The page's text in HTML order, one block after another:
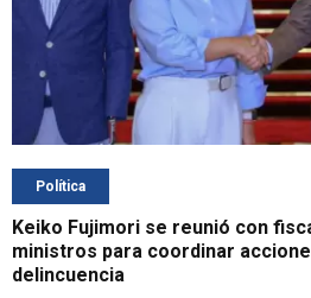
Política
Keiko Fujimori se reunió con
ministros para coordinar
delincuencia